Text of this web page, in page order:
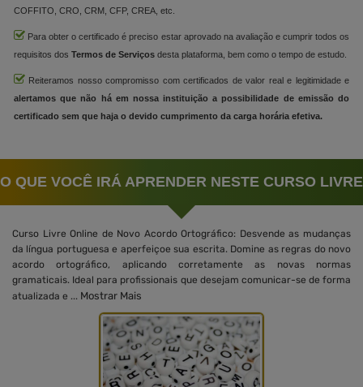
COFFITO, CRO, CRM, CFP, CREA, etc.
Para obter o certificado é preciso estar aprovado na avaliação e cumprir todos os
requisitos dos Termos de Serviços desta plataforma, bem como o tempo de estudo.
Reiteramos nosso compromisso com certificados de valor real e legitimidade e
alertamos que não há em nossa instituição a possibilidade de emissão do
certificado sem que haja o devido cumprimento da carga horária efetiva.
O QUE VOCÊ IRÁ APRENDER NESTE CURSO LIVRE
Curso Livre Online de Novo Acordo Ortográfico: Desvende as mudanças
da língua portuguesa e aperfeiçoe sua escrita. Domine as regras do novo
acordo ortográfico, aplicando corretamente as novas normas
gramaticais. Ideal para profissionais que desejam comunicar-se de forma
atualizada e ... Mostrar Mais